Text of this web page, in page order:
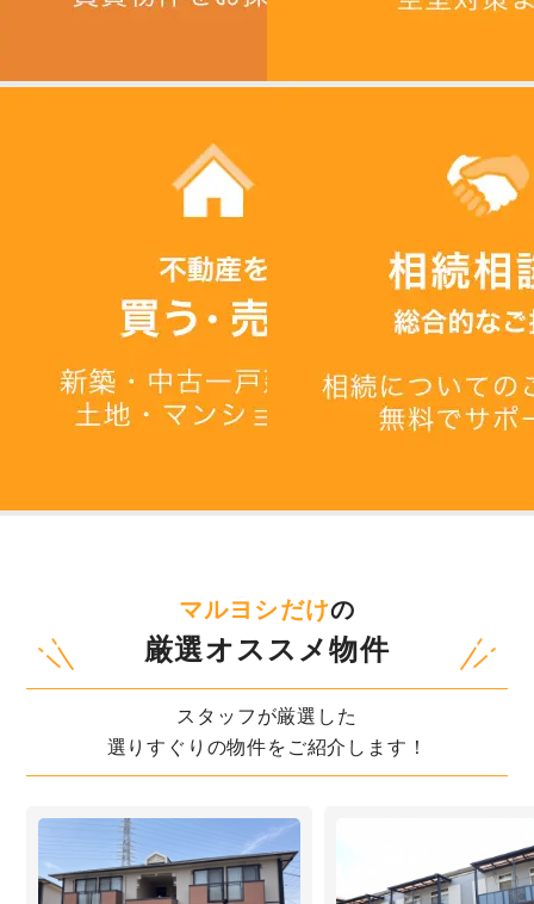
マルヨシだけの
厳選オススメ物件
スタッフが厳選した
選りすぐりの物件をご紹介します！